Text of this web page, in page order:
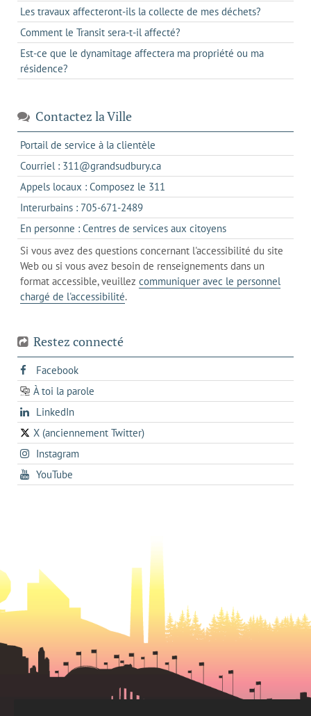
Les travaux affecteront-ils la collecte de mes déchets?
Comment le Transit sera-t-il affecté?
Est-ce que le dynamitage affectera ma propriété ou ma
résidence?
Contactez la Ville
Portail de service à la clientèle
dans
un
nouvel
Courriel : 311@grandsudbury.cas'ouvre
dans
votre
de
messagerie
Appels locaux : Composez le 311
dans
un
client
de
votre
téléphone
Interurbains : 705-671-2489s'ouvre
dans
un
client
de
votre
En personne : Centres de services aux citoyenss'ouvre
dans
l'onglet
actuel
Si vous avez des questions concernant l'accessibilité du site
Web ou si vous avez besoin de renseignements dans un
format accessible, veuillez communiquer avec le personnel
chargé de l'accessibilité.
Restez connecté
Facebooks'ouvre
dans
un
onglet
À toi la parole
opens
in
a
new
tab
LinkedInopens
in
a
new
X (anciennement Twitter)
s'ouvre
dans
un
nouvel
Instagrams'ouvre
dans
un
YouTube
dans